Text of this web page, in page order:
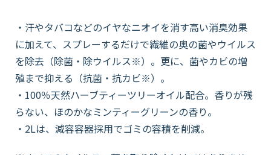
・汗やタバコなどのイヤなニオイを消す高い消臭効果
に加えて、スプレーするだけで繊維の奥の菌やウイルス
を除去（除菌・除ウイルス※）。更に、菌やカビの増
殖まで抑える（抗菌・抗カビ※）。
・100％天然ハーブティーツリーオイル配合。香りが残
らない、ほのかなミンティーグリーンの香り。
・2Lは、減容容器採用でゴミの容積を削減。